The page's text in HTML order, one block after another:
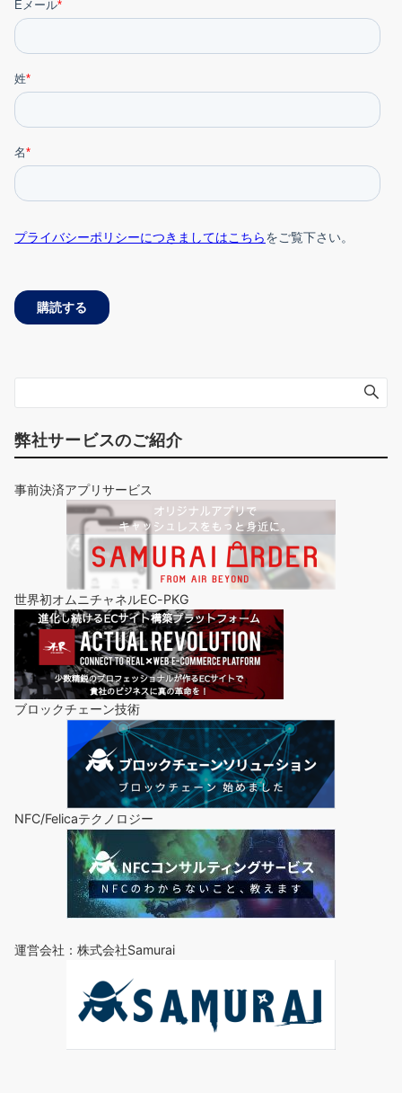
弊社サービスのご紹介
事前決済アプリサービス
世界初オムニチャネルEC-PKG
ブロックチェーン技術
NFC/Felicaテクノロジー
運営会社：株式会社Samurai